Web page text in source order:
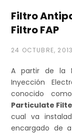
Filtro
Filtro FAP
24 OCTUBRE, 2013
A partir de la
Inyección
conocido
Particulate
cual va
encargado de